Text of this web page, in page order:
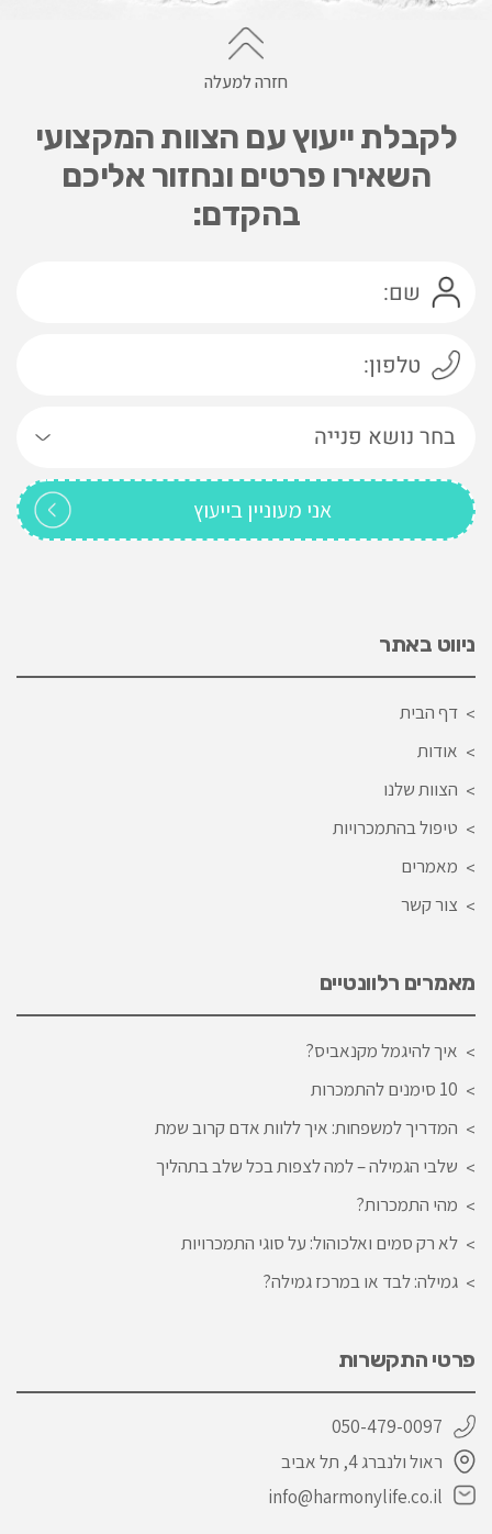
חזרה למעלה
לקבלת ייעוץ עם הצוות המקצועי
השאירו פרטים ונחזור אליכם
בהקדם:
ניווט באתר
דף הבית
אודות
הצוות שלנו
טיפול בהתמכרויות
מאמרים
צור קשר
מאמרים רלוונטיים
איך להיגמל מקנאביס?
10 סימנים להתמכרות
המדריך למשפחות: איך ללוות אדם קרוב שמת
שלבי הגמילה – למה לצפות בכל שלב בתהליך
מהי התמכרות?
לא רק סמים ואלכוהול: על סוגי התמכרויות
גמילה: לבד או במרכז גמילה?
פרטי התקשרות
050-479-0097
ראול ולנברג 4, תל אביב
info@harmonylife.co.il